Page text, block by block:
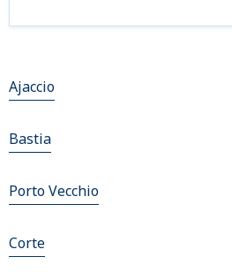
Ajaccio
Bastia
Porto Vecchio
Corte